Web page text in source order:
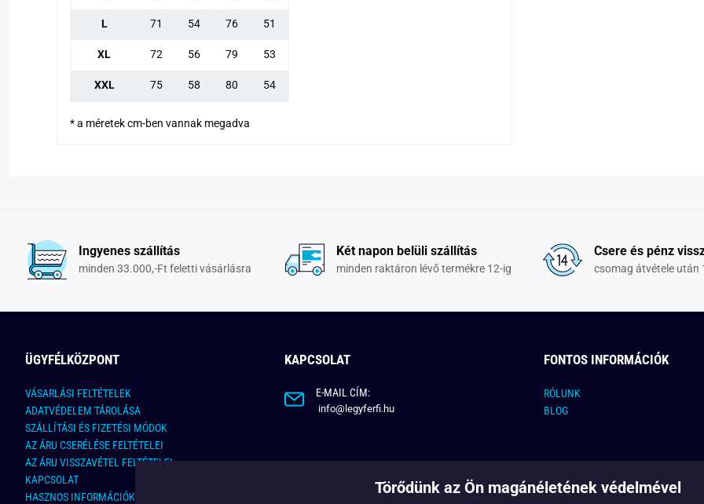
L 71 54 76 51
XL 72 56 79 53
XXL 75 58 80 54
* a méretek cm-ben vannak megadva
Ingyenes szállítás
minden 33.000,-Ft feletti vásárlásra
Két napon belüli szállítás
minden raktáron lévő termékre 12-ig
Csere és pénz
csomag átvétele után
ÜGYFÉLKÖZPONT
VÁSARLÁSI FELTÉTELEK
ADATVÉDELEM TÁROLÁSA
SZÁLLÍTÁSI ÉS FIZETÉSI MÓDOK
AZ ÁRU CSERÉLÉSE FELTÉTELEI
AZ ÁRU VISSZAVÉTEL FELTÉTELEI
KAPCSOLAT
HASZNOS INFORMÁCIÓK
KAPCSOLAT
E-MAIL CÍM:
info@legyferfi.hu
FONTOS INFORMÁCIÓK
RÓLUNK
BLOG
Törődünk az Ön magánéletének védelmével